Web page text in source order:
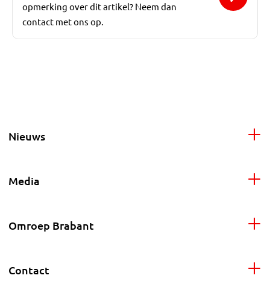
opmerking over dit artikel? Neem dan
contact met ons op.
Nieuws
Media
Omroep Brabant
Contact